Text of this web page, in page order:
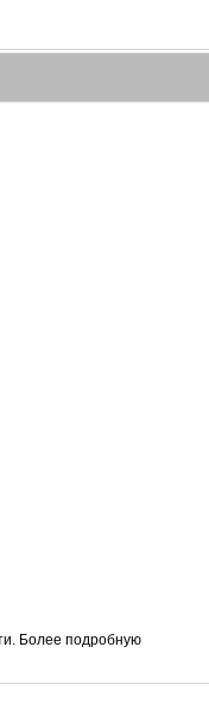
Более подробную